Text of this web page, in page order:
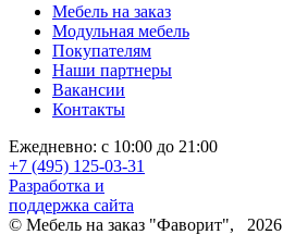
Мебель на заказ
Модульная мебель
Покупателям
Наши партнеры
Вакансии
Контакты
Ежедневно: с 10:00 до 21:00
+7 (495) 125-03-31
Разработка и
поддержка сайта
© Мебель на заказ "Фаворит", 2026